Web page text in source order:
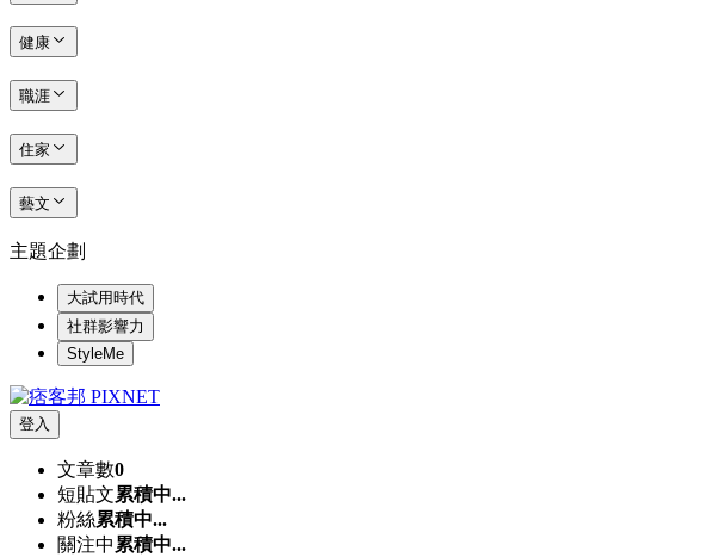
健康
職涯
住家
藝文
主題企劃
大試用時代
社群影響力
StyleMe
登入
文章數0
短貼文累積中...
粉絲累積中...
關注中 累積中...